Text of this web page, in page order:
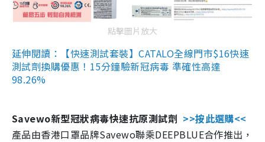
點擊圖片放大
延伸閱讀：【快速測試套裝】CATALO全線門市$16快速
測試劑換購優惠！15分鐘驗新冠病毒 準確性高達
98.26%
Savewo新型冠狀病毒快速抗原測試劑 >>按此選購<<
產品由香港口罩品牌Savewo聯乘DEEPBLUE合作推出，